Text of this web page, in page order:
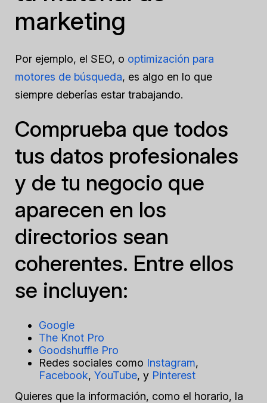
marketing
Por ejemplo, el SEO, o optimización para
motores de búsqueda, es algo en lo que
siempre deberías estar trabajando.
Comprueba que todos
tus datos profesionales
y de tu negocio que
aparecen en los
directorios sean
coherentes. Entre ellos
se incluyen:
Google
The Knot Pro
Goodshuffle Pro
Redes sociales como Instagram,
Facebook, YouTube, y Pinterest
Quieres que la información, como el horario, la